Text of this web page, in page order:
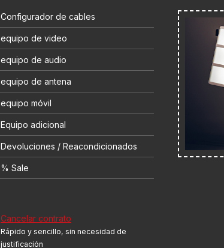
Configurador de cables
equipo de video
equipo de audio
equipo de antena
equipo móvil
Equipo adicional
Devoluciones / Reacondicionados
% Sale
Cancelar contrato
Rápido y sencillo, sin necesidad de
justificación